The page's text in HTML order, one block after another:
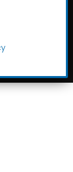
del 26/06/2007 |